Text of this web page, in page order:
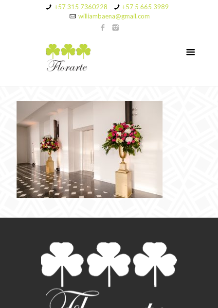
+57 315 7360228
+57 5 665 3989
williambaena@gmail.com